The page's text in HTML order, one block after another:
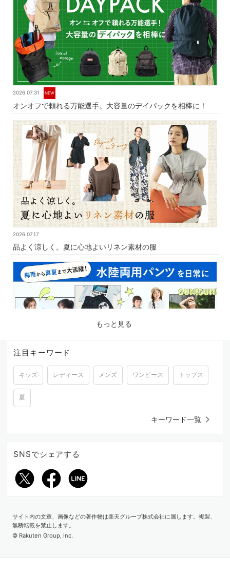
2026.07.31 NEW
オンオフで頼れる万能選手。大容量のデイパックを相棒に！
2026.07.17
品よく涼しく。夏に心地よいリネン素材の服
2026.07.03
梅雨から真夏まで大活躍！水陸両用パンツを日常に
2026.06.26
紫外線＆冷房対策にも！いま欲しいのは、サマーカーディガン
もっと見る
注目キーワード
キッズ レディース メンズ ワンピース トップス
夏
キーワード一覧keyboard_arrow_right
SNSでシェアする
サイト内の文章、画像などの著作物は楽天グループ株式会社に属します。複製、
無断転載を禁止します。
© Rakuten Group, Inc.